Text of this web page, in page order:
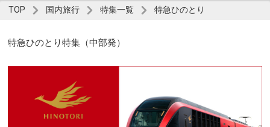
TOP 国内旅行 特集一覧 特急ひのとり
特急ひのとり特集（中部発）